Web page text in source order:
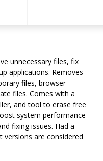
unnecessary files, fix
applications. Removes
files, browser
files. Comes with a
and tool to erase free
system performance
fixing issues. Had a
versions are considered